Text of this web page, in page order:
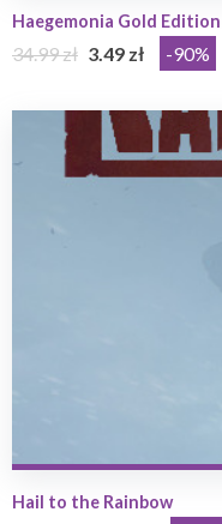
Haegemonia Gold Edition
34.99 zł 3.49 zł -90%
Hail to the Rainbow